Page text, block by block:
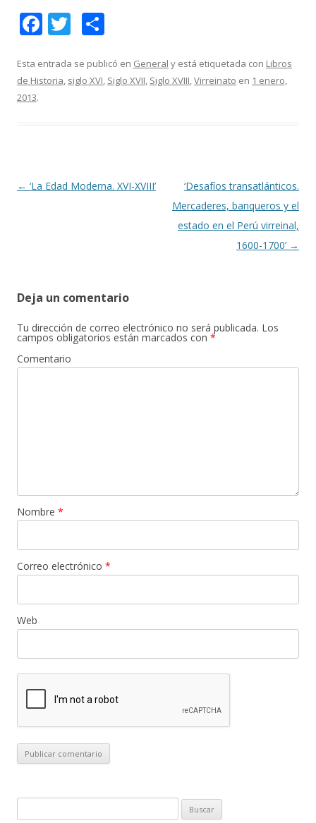
F
e
b
T
itt
er
m
p
Esta entrada se publicó en General y está etiquetada con Libros
de Historia, siglo XVI, Siglo XVII, Siglo XVIII,Virreinato en 1 enero,
2013.
Navegación
← ‘La Edad Moderna. XVI-XVIII’
‘Desafíos transatlánticos.
Mercaderes, banqueros y el
estado en el Perú virreinal,
1600-1700’ →
Deja un comentario
Tu dirección de correo electrónico no será publicada. Los
campos obligatorios están marcados con *
Comentario
Nombre *
Correo electrónico *
Web